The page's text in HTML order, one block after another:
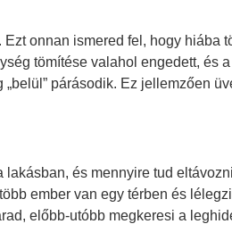
onnan ismered fel, hogy hiába
tömítése valahol engedett, és
párásodik. Ez jellemzően
és mennyire tud
ember van egy térben és
előbb-utóbb megkeresi a